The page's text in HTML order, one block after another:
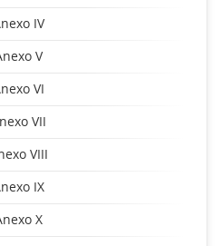
IV
V
VI
VII
VIII
IX
X